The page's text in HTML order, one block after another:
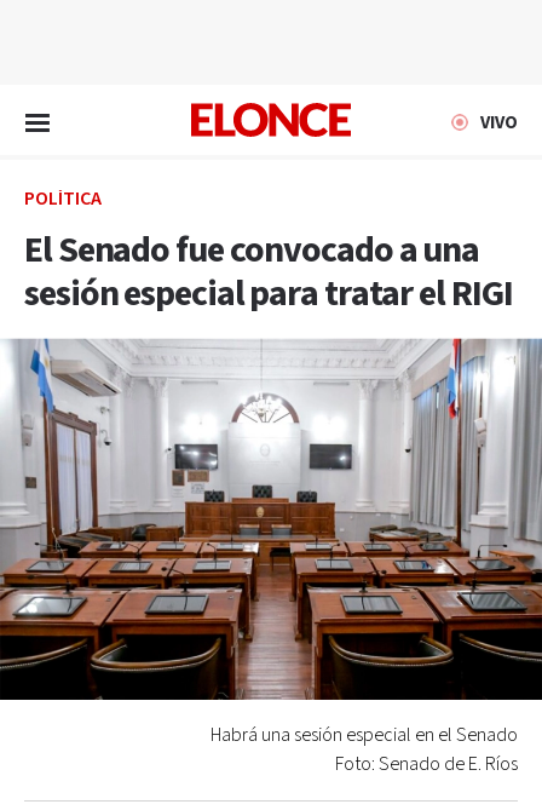
VIVO
POLÍTICA
El Senado fue convocado a una
sesión especial para tratar el RIGI
Habrá una sesión especial en el Senado
Foto: Senado de E. Ríos